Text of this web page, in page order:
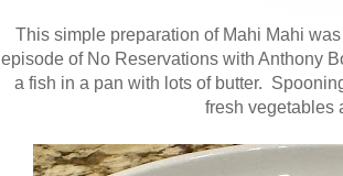
This simple preparation of Mahi Mahi
episode of No Reservations with Anthony
a fish in a pan with lots of butter.
fresh